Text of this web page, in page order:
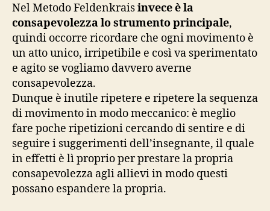
Nel Metodo Feldenkraisinvece è la
consapevolezza lo strumento principale,
quindi occorre ricordare che ogni movimento è
un atto unico, irripetibile e così va sperimentato
e agito se vogliamo davvero averne
consapevolezza.
Dunque è inutile ripetere e ripetere la sequenza
di movimento in modo meccanico: è meglio
fare poche ripetizioni cercando di sentire e di
seguire i suggerimenti dell’insegnante, il quale
in effetti è lì proprio per prestare la propria
consapevolezza agli allievi in modo questi
possano espandere la propria.